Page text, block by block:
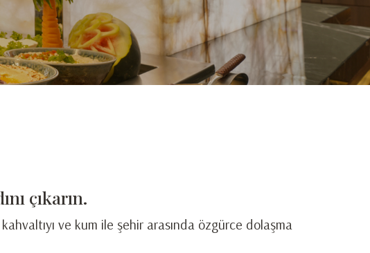
çıkarın.
ve kum ile şehir arasında özgürce dolaşma